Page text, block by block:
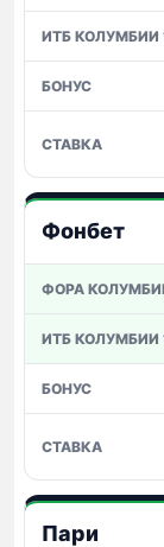
матч
Колумбия
—
Гана
Фонбет
Пари